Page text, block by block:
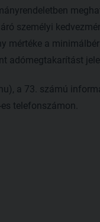
személyi
mértéke a
adómegtakarítást
a 73. számú
telefonszámon.